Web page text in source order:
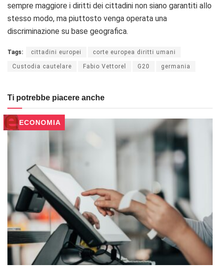
sempre maggiore i diritti dei cittadini non siano garantiti allo
stesso modo, ma piuttosto venga operata una
discriminazione su base geografica.
Tags: cittadini europei corte europea diritti umani
Custodia cautelare Fabio Vettorel G20 germania
Ti potrebbe piacere anche
ECONOMIA